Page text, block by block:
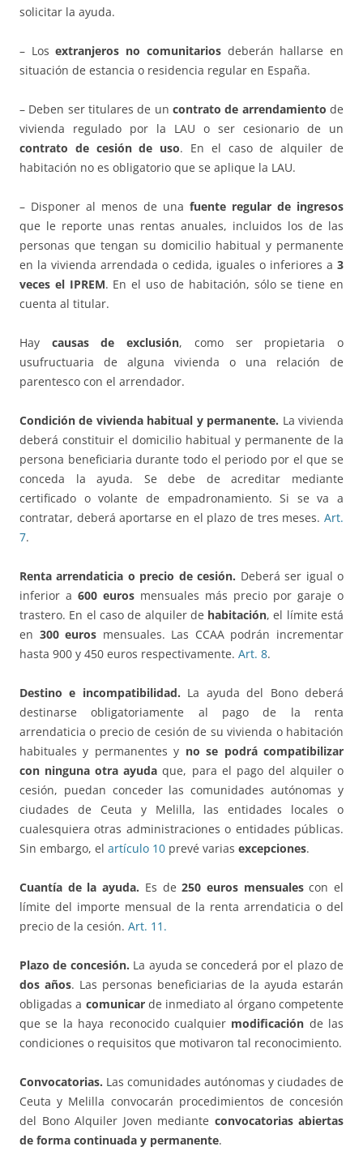
solicitar la ayuda.
– Losextranjeros no comunitariosdeberán hallarse en
situación de estancia o residencia regular en España.
– Deben ser titulares de un contrato de arrendamiento de
vivienda regulado por la LAU o ser cesionario de un
contrato de cesión de uso. En el caso de alquiler de
habitación no es obligatorio que se aplique la LAU.
– Disponer al menos de una fuente regular de ingresos
que le reporte unas rentas anuales, incluidos los de las
personas que tengan su domicilio habitual y permanente
en la vivienda arrendada o cedida, iguales o inferiores a 3
veces el IPREM. En el uso de habitación, sólo se tiene en
cuenta al titular.
Hay causas de exclusión, como ser propietaria o
usufructuaria de alguna vivienda o una relación de
parentesco con el arrendador.
Condición de vivienda habitual y permanente. La vivienda
deberá constituir el domicilio habitual y permanente de la
persona beneficiaria durante todo el periodo por el que se
conceda la ayuda. Se debe de acreditar mediante
certificado o volante de empadronamiento. Si se va a
contratar, deberá aportarse en el plazo de tres meses. Art.
7.
Renta arrendaticia o precio de cesión. Deberá ser igual o
inferior a 600 euros mensuales más precio por garaje o
trastero. En el caso de alquiler de habitación, el límite está
en 300 euros mensuales. Las CCAA podrán incrementar
hasta 900 y 450 euros respectivamente. Art. 8.
Destino e incompatibilidad. La ayuda del Bono deberá
destinarse obligatoriamente al pago de la renta
arrendaticia o precio de cesión de su vivienda o habitación
habituales y permanentes y no se podrá compatibilizar
con ninguna otra ayuda que, para el pago del alquiler o
cesión, puedan conceder las comunidades autónomas y
ciudades de Ceuta y Melilla, las entidades locales o
cualesquiera otras administraciones o entidades públicas.
Sin embargo, el artículo 10 prevé varias excepciones.
Cuantía de la ayuda. Es de250 euros mensualescon el
límite del importe mensual de la renta arrendaticia o del
precio de la cesión. Art. 11.
Plazo de concesión. La ayuda se concederá por el plazo de
dos años. Las personas beneficiarias de la ayuda estarán
obligadas a comunicarde inmediato al órgano competente
que se la haya reconocido cualquier modificación de las
condiciones o requisitos que motivaron tal reconocimiento.
Convocatorias. Las comunidades autónomas y ciudades de
Ceuta y Melilla convocarán procedimientos de concesión
del Bono Alquiler Joven mediante convocatorias abiertas
de forma continuada y permanente.